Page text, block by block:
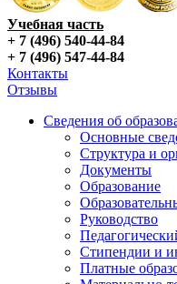
Учебная часть
+ 7 (496) 540-44-84
+ 7 (496) 547-44-84
Контакты
Отзывы
Сведения об
Основные
Структура и
Документы
Образование
Руководство
Стипендии и
Платные